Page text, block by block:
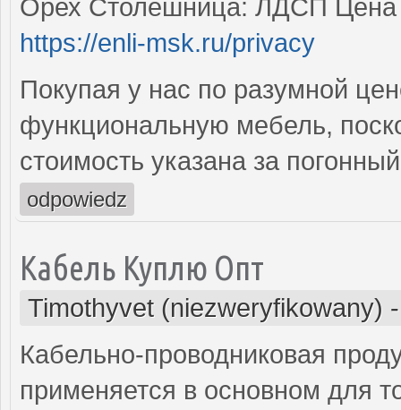
Орех Столешница: ЛДСП Цена
https://enli-msk.ru/privacy
Покупая у нас по разумной
функциональную мебель,
стоимость указана за
odpowiedz
Кабель Куплю Опт
Timothyvet (niezweryfikowany)
Кабельно-проводниковая
применяется в основном для